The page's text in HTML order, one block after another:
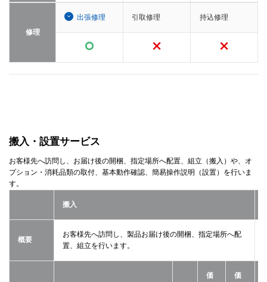
修理
出張修理 引取修理 持込修理
搬入・設置サービス
お客様先へ訪問し、お届け後の開梱、指定場所へ配置、組立（搬入）や、オ
プション・消耗品類の取付、基本動作確認、簡易操作説明（設置）を行いま
す。
搬入
概要
お客様先へ訪問し、製品お届け後の開梱、指定場所へ配
置、組立を行います。
価
価